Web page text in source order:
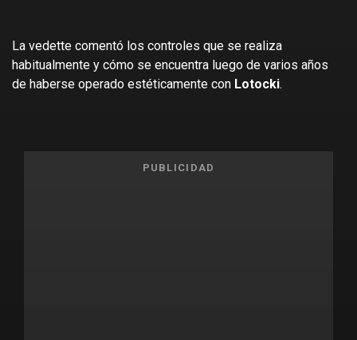
La vedette comentó los controles que se realiza
habitualmente y cómo se encuentra luego de varios años
de haberse operado estéticamente con Lotocki.
PUBLICIDAD